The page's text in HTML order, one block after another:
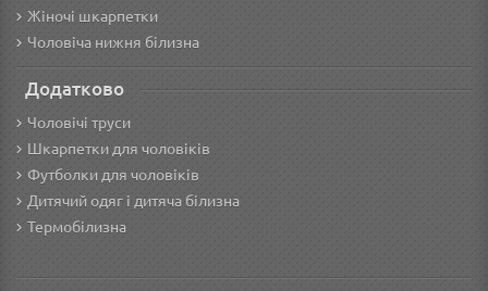
Жіночі шкарпетки
Чоловіча нижня білизна
Додатково
Чоловічі труси
Шкарпетки для чоловіків
Футболки для чоловіків
Дитячий одяг і дитяча білизна
Термобілизна